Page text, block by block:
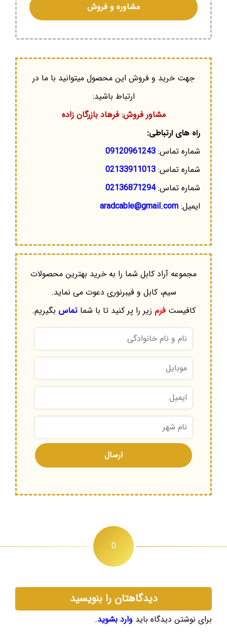
مشاوره و فروش
جهت خرید و فروش این محصول میتوانید با ما در
ارتباط باشید:
مشاور فروش: فرهاد بازرگان زاده
راه های ارتباطی:
شماره تماس: 09120961243
شماره تماس: 02133911013
شماره تماس:02136871294
ایمیل: aradcable@gmail.com
مجموعه آراد کابل شما را به خرید بهترین محصولات
سیم، کابل و فیبرنوری دعوت می نماید.
کافیستفرم زیر را پر کنید تا با شماتماس بگیریم.
0
دیدگاهتان را بنویسید
برای نوشتن دیدگاه باید وارد بشوید.